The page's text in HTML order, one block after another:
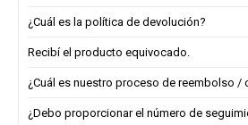
¿Cuál es la política de devolución?
Recibí el producto equivocado.
¿Cuál es nuestro proceso de reembolso /
¿Debo proporcionar el número de